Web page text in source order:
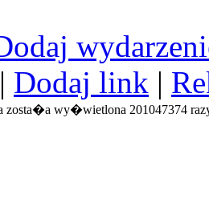
| Dodaj link |
zosta�a wy�wietlona 201047374